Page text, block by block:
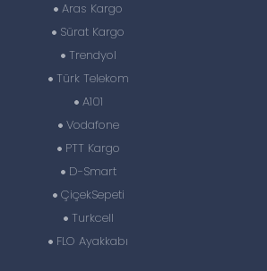
Aras Kargo
Sürat Kargo
Trendyol
Türk Telekom
A101
Vodafone
PTT Kargo
D-Smart
ÇiçekSepeti
Turkcell
FLO Ayakkabı